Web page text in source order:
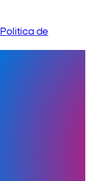
Politica de